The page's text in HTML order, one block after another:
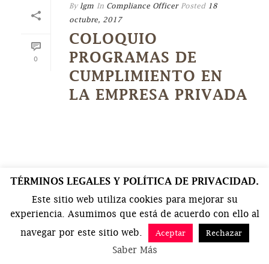
0
By lgm In Compliance Officer Posted 18
octubre, 2017
COLOQUIO
PROGRAMAS DE
CUMPLIMIENTO EN
LA EMPRESA PRIVADA
TÉRMINOS LEGALES Y POLÍTICA DE PRIVACIDAD.
Este sitio web utiliza cookies para mejorar su
experiencia. Asumimos que está de acuerdo con ello al
navegar por este sitio web.
Aceptar Rechazar
Saber Más